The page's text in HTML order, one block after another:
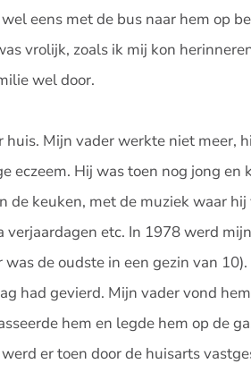
eens met de bus naar hem op
vrolijk, zoals ik mij kon
wel door.
Mijn vader werkte niet meer,
eczeem. Hij was toen nog jong en
de keuken, met de muziek waar
etc. In 1978 werd
de oudste in een gezin van
had gevierd. Mijn vader vond
hem en legde hem op de
er toen door de huisarts